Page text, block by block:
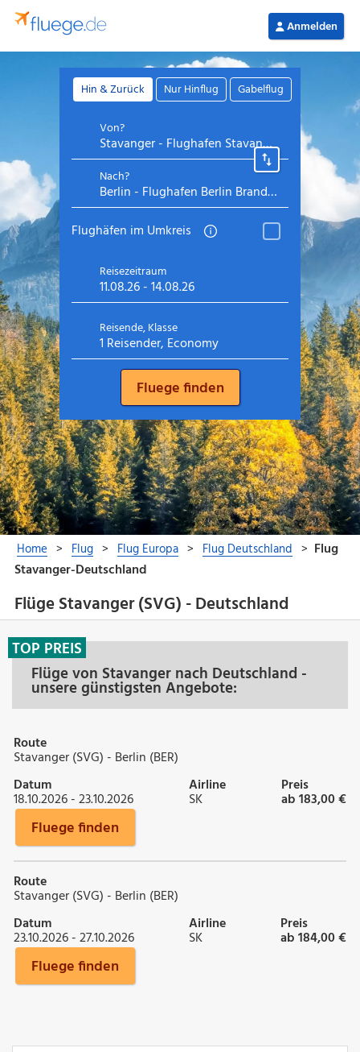
Flüge Stavanger (SVG) - Deutschland
Flüge von Stavanger nach Deutschland -
unsere günstigsten Angebote:
TOP PREIS
Route
Stavanger (SVG) - Berlin (BER)
Datum
18.10.2026 - 23.10.2026
Airline
SK
Preis
ab 183,00 €
Fluege finden
Route
Stavanger (SVG) - Berlin (BER)
Datum
23.10.2026 - 27.10.2026
Airline
SK
Preis
ab 184,00 €
Fluege finden